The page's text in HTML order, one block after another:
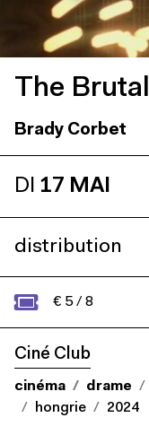
The
Brady Corbet
DI 17 MAI
distribution
€ 5 / 8
Ciné Club
cinéma drame
hongrie
2024